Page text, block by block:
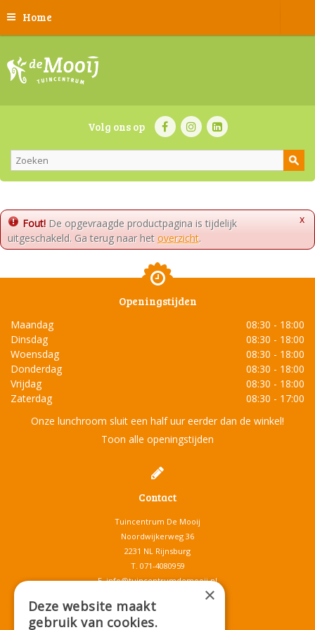
Home
Volg ons op
x
Fout! De opgevraagde productpagina is tijdelijk
uitgeschakeld. Ga terug naar het overzicht.
Openingstijden
Maandag
08:30 - 18:00
Dinsdag
08:30 - 18:00
Woensdag
08:30 - 18:00
Donderdag
08:30 - 18:00
Vrijdag
08:30 - 18:00
Zaterdag
08:30 - 17:00
Onze lunchroom sluit een half uur eerder dan de winkel!
Toon alle openingstijden
Contact
Tuincentrum De Mooij
Noordwijkerweg 36
2231 NL Rijnsburg
T. 071-4080959
E.info@tuincentrumdemooij.nl
×
Deze website maakt
gebruik van cookies.